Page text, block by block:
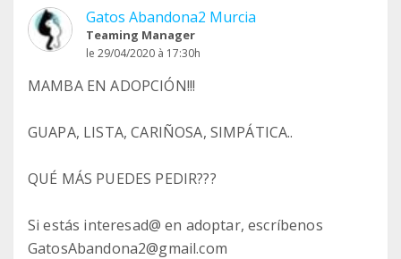
Gatos Abandona2 Murcia
Teaming Manager
le 29/04/2020 à 17:30h
MAMBA EN ADOPCIÓN!!!
GUAPA, LISTA, CARIÑOSA, SIMPÁTICA..
QUÉ MÁS PUEDES PEDIR???
Si estás interesad@ en adoptar, escríbenos
GatosAbandona2@gmail.com